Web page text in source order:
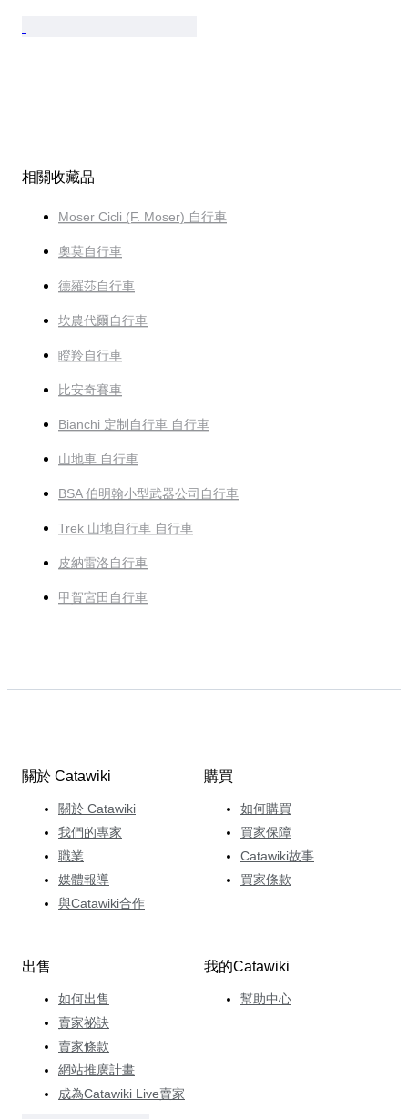
相關收藏品
Moser Cicli (F. Moser) 自行車
奧莫自行車
德羅莎自行車
坎農代爾自行車
瞪羚自行車
比安奇賽車
Bianchi 定制自行車 自行車
山地車 自行車
BSA 伯明翰小型武器公司自行車
Trek 山地自行車 自行車
皮納雷洛自行車
甲賀宮田自行車
關於 Catawiki
關於 Catawiki
我們的專家
職業
媒體報導
與Catawiki合作
購買
如何購買
買家保障
Catawiki故事
買家條款
出售
如何出售
賣家祕訣
賣家條款
網站推廣計畫
成為Catawiki Live賣家
我的Catawiki
幫助中心